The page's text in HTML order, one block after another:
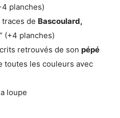
planches)
de Bascoulard,
(+4 planches)
retrouvés de son pépé
toutes les couleurs avec
loupe